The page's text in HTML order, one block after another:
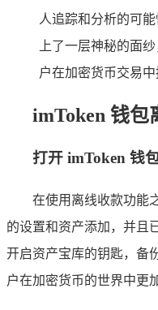
人追踪和分析的可
上了一层神秘的面
户在加密货币交易中
imToken 钱包
打开 imToken 钱
在使用离线收款功能
的设置和资产添加，并且
开启资产宝库的钥匙，备
户在加密货币的世界中更